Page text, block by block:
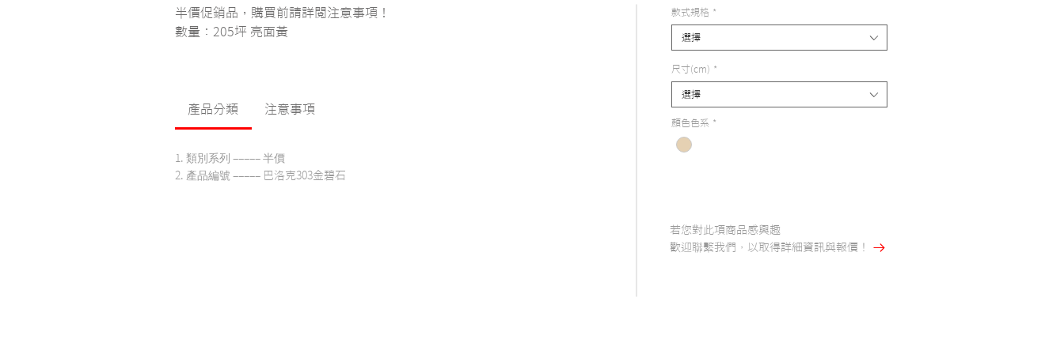
半價促銷品，購買前請詳閱注意事項！
數量：205坪 亮面黃
產品分類 注意事項
1. 類別系列 ––––– 半價
2. 產品編號 ––––– 巴洛克303金碧石
款式規格 *
選擇
尺寸(cm) *
選擇
顏色色系 *
​歡迎聯繫我們，以取得詳細資訊與報價！
若您對此項商品感興趣